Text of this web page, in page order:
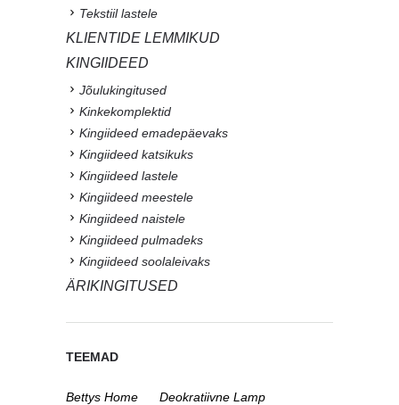
Tekstiil lastele
KLIENTIDE LEMMIKUD
KINGIIDEED
Jõulukingitused
Kinkekomplektid
Kingiideed emadepäevaks
Kingiideed katsikuks
Kingiideed lastele
Kingiideed meestele
Kingiideed naistele
Kingiideed pulmadeks
Kingiideed soolaleivaks
ÄRIKINGITUSED
TEEMAD
Bettys Home
Deokratiivne Lamp